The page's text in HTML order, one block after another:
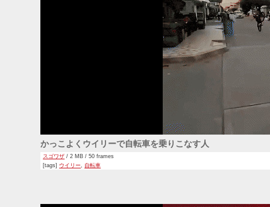
かっこよくウイリーで自転車を乗りこなす人
スゴワザ / 2 MB / 50 frames
[tags] ウイリー 自転車